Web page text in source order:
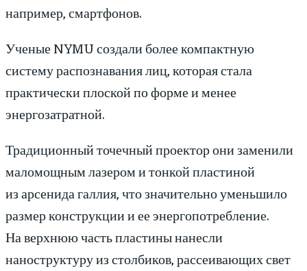
например, смартфонов.
Ученые NYMU создали более компактную
систему распознавания лиц, которая стала
практически плоской по форме и менее
энергозатратной.
Традиционный точечный проектор они заменили
маломощным лазером и тонкой пластиной
из арсенида галлия, что значительно уменьшило
размер конструкции и ее энергопотребление.
На верхнюю часть пластины нанесли
наноструктуру из столбиков, рассеивающих свет